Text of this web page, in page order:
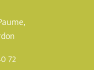
72